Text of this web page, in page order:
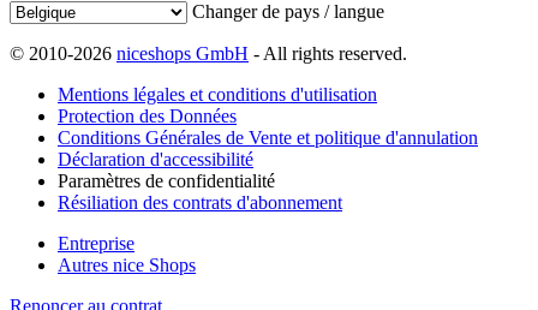
Changer de pays / langue
© 2010-2026 niceshops GmbH - All rights reserved.
Mentions légales et conditions d'utilisation
Protection des Données
Conditions Générales de Vente et politique d'annulation
Déclaration d'accessibilité
Paramètres de confidentialité
Résiliation des contrats d'abonnement
Entreprise
Autres nice Shops